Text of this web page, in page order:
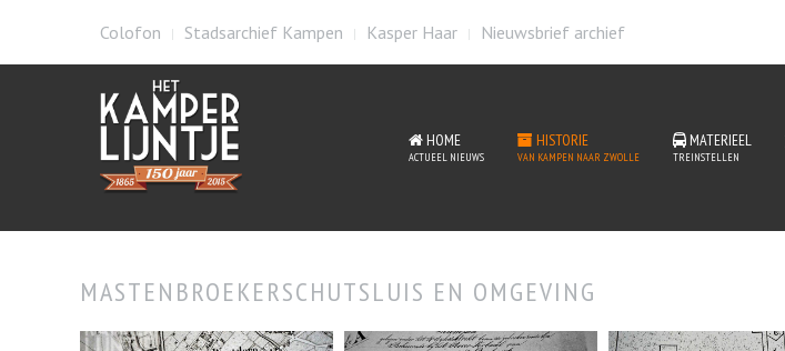
Colofon Stadsarchief Kampen Kasper Haar Nieuwsbrief archief
HOME
ACTUEEL NIEUWS
HISTORIE
VAN KAMPEN NAAR ZWOLLE
MATERIEEL
TREINSTELLEN
MASTENBROEKERSCHUTSLUIS EN OMGEVING